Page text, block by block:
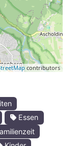
contributors
Essen